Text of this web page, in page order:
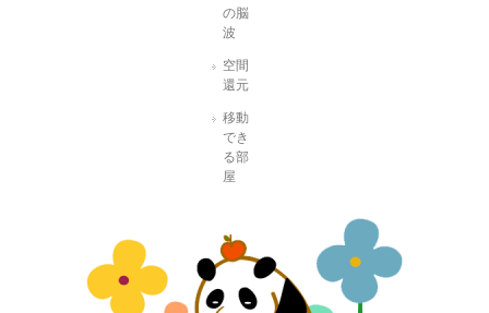
の脳
波
空間
還元
移動
でき
る部
屋